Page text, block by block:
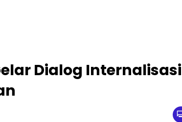
Dialog Internalisasi